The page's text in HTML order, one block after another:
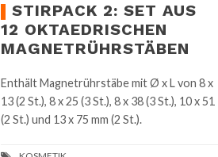
STIRPACK 2: SET AUS
12 OKTAEDRISCHEN
MAGNETRÜHRSTÄBEN
Enthält Magnetrührstäbe mit Ø x L von 8 x
13 (2 St.), 8 x 25 (3 St.), 8 x 38 (3 St.), 10 x 51
(2 St.) und 13 x 75 mm (2 St.).